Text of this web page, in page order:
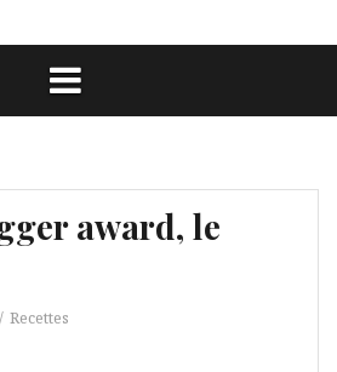
award, le
Recettes